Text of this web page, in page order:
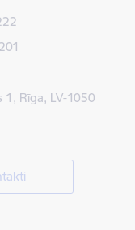
1, Rīga, LV-1050